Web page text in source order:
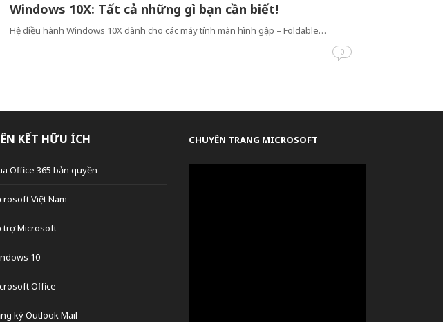
Windows 10X: Tất cả những gì bạn cần biết!
Hệ diều hành Windows 10X dành cho các máy tính màn hình gập – Foldable…
0
KẾT HỮU ÍCH
Office 365 bản quyền
Việt Nam
trợ Microsoft
10
Office
ký Outlook Mail
CHUYÊN TRANG MICROSOFT